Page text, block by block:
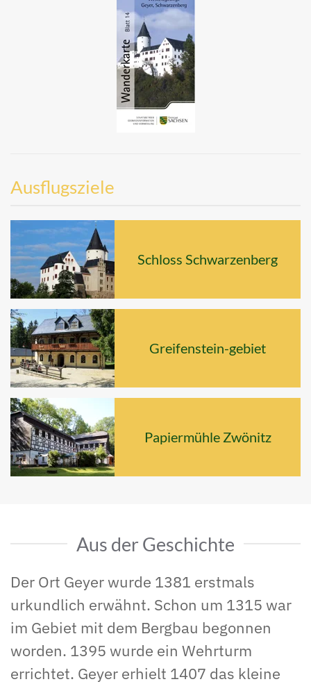
Ausflugsziele
Schloss Schwarzenberg
Greifenstein-gebiet
Papiermühle Zwönitz
Aus der Geschichte
Der Ort Geyer wurde 1381 erstmals
urkundlich erwähnt. Schon um 1315 war
im Gebiet mit dem Bergbau begonnen
worden. 1395 wurde ein Wehrturm
errichtet. Geyer erhielt 1407 das kleine